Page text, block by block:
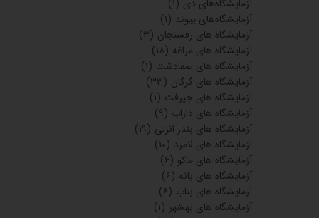
آزمایشگاه‌های دی (۱)
آزمایشگاه‌های پیوند (۱)
آزمایشگاه های رفسنجان (۳)
آزمایشگاه های مراغه (۱۸)
آزمایشگاه های صفادشت (۱)
آزمایشگاه های گرگان (۳۳)
آزمایشگاه های جیرفت (۱)
آزمایشگاه های داراب (۹)
آزمایشگاه های بندر انزلی (۱۹)
آزمایشگاه های لامرد (۱۰)
آزمایشگاه های ماکو (۶)
آزمایشگاه های بانه (۶)
آزمایشگاه های بناب (۶)
آزمایشگاه های بهشهر (۱)